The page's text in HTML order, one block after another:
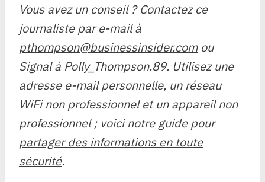
Vous avez un conseil ? Contactez ce
journaliste par e-mail à
pthompson@businessinsider.comou
Signal à Polly_Thompson.89. Utilisez une
adresse e-mail personnelle, un réseau
WiFi non professionnel et un appareil non
professionnel ; voici notre guide pour
partager des informations en toute
sécurité.